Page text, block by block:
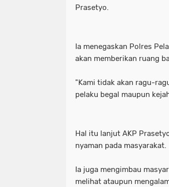
Prasetyo.
Ia menegaskan Polres
akan memberikan ruang
"Kami tidak akan ragu-
pelaku begal maupun
Hal itu lanjut AKP
nyaman pada masyarakat.
Ia juga mengimbau
melihat ataupun